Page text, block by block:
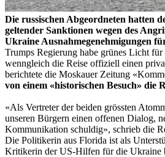
Die russischen Abgeordneten hatten
geltender Sanktionen wegen des
Ukraine Ausnahmegenehmigungen
Trumps Regierung habe grünes Licht
wenngleich die Reise offiziell einen
berichtete die Moskauer Zeitung
von einem «historischen Besuch» die
«Als Vertreter der beiden grössten
unseren Bürgern einen offenen Dialog,
Kommunikation schuldig», schrieb die
Die Politikerin aus Florida ist als
Kritikerin der US-Hilfen für die Ukraine